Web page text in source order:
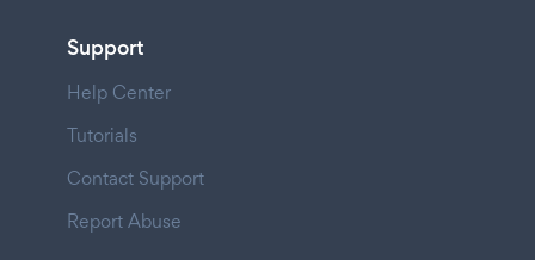
Support
Help Center
Tutorials
Contact Support
Report Abuse